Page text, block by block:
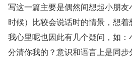
写这一篇主要是偶然间想起小朋
时候）比较会说话时的情景，想
我心里呢也因此有几个疑问，如
分清你我的？意识和语言上是同